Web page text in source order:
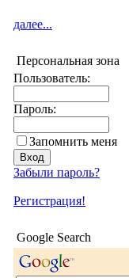
далее...
Персональная зона
Пользователь:
Пароль:
Запомнить меня
Забыли пароль?
Регистрация!
Google Search